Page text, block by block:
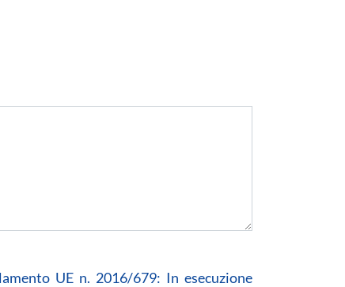
UE n. 2016/679: In esecuzione